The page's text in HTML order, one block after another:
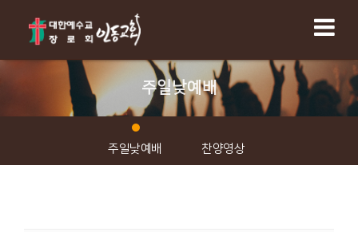
주일낮예배
주일낮예배 찬양영상